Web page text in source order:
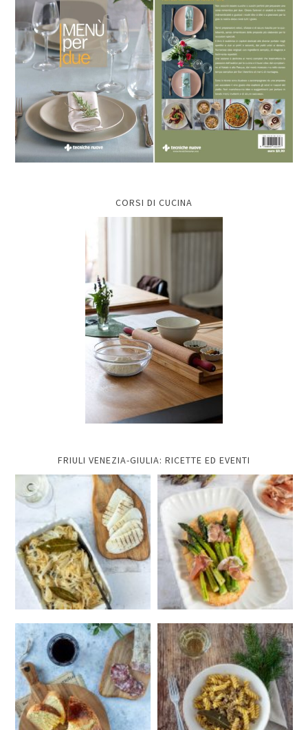
CORSI DI CUCINA
FRIULI VENEZIA-GIULIA: RICETTE ED EVENTI